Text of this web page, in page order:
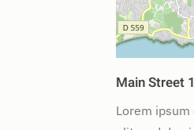
Main Street
Lorem